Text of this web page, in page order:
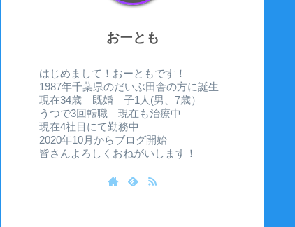
おーとも
はじめまして！おーともです！
1987年千葉県のだいぶ田舎の方に誕生
現在34歳 既婚 子1人(男、7歳）
うつで3回転職 現在も治療中
現在4社目にて勤務中
2020年10月からブログ開始
皆さんよろしくおねがいします！